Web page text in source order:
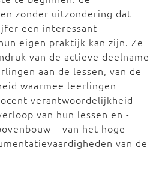
zonder uitzondering dat
een interessant
eigen praktijk kan zijn. Ze
van de actieve deelname
aan de lessen, van de
waarmee leerlingen
verantwoordelijkheid
van hun lessen en -
– van het hoge
van de